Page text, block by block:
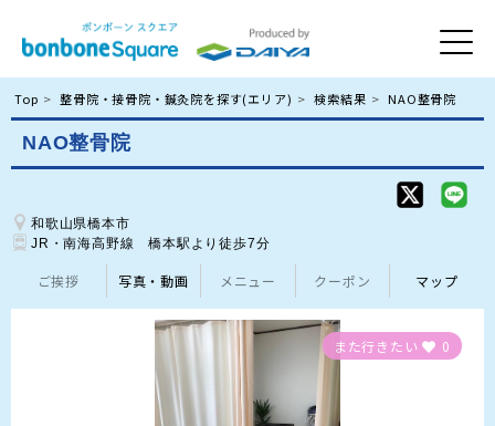
Top 整骨院・接骨院・鍼灸院を探す(エリア) 検索結果 NAO整骨院
NAO整骨院
和歌山県橋本市
JR・南海高野線　橋本駅より徒歩7分
ご挨拶 写真・動画 メニュー クーポン マップ
また行きたい 0